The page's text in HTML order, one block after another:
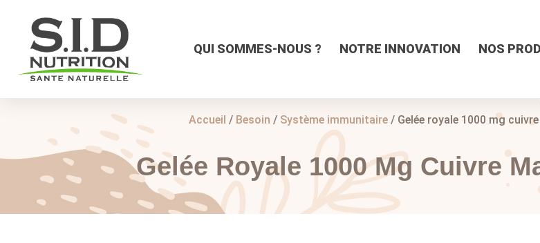
QUI SOMMES-NOUS ? NOTRE INNOVATION NOS
Accueil / Besoin / Système immunitaire/ Gelée royale 1000 mg
Gelée Royale 1000 Mg Cuivre